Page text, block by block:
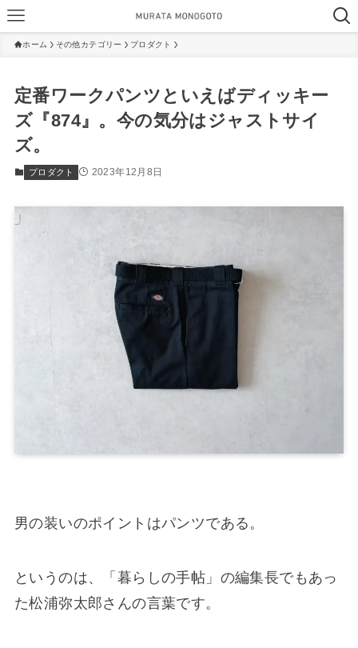
ホーム その他カテゴリー プロダクト
定番ワークパンツといえばディッキー
ズ『874』。今の気分はジャストサイ
ズ。
プロダクト 2023年12月8日
男の装いのポイントはパンツである。
というのは、「暮らしの手帖」の編集長でもあっ
た松浦弥太郎さんの言葉です。